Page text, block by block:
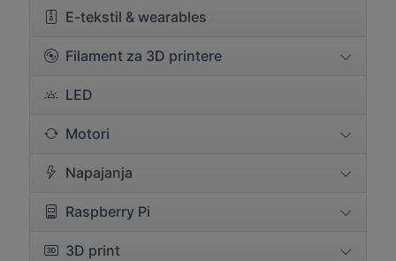
E-tekstil & wearables
Filament za 3D printere
LED
Motori
Napajanja
Raspberry Pi
3D print